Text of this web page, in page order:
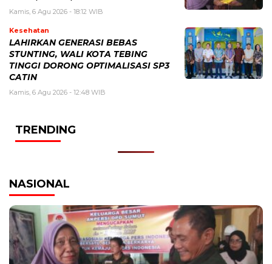
Kamis, 6 Agu 2026 - 18:12 WIB
Kesehatan
LAHIRKAN GENERASI BEBAS
STUNTING, WALI KOTA TEBING
TINGGI DORONG OPTIMALISASI SP3
CATIN
Kamis, 6 Agu 2026 - 12:48 WIB
TRENDING
NASIONAL